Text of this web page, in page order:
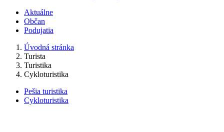
Aktuálne
Občan
Podujatia
Úvodná stránka
Turista
Turistika
Cykloturistika
Pešia turistika
Cykloturistika